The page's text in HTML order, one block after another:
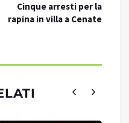
Cinque arresti per la
rapina in villa a Cenate